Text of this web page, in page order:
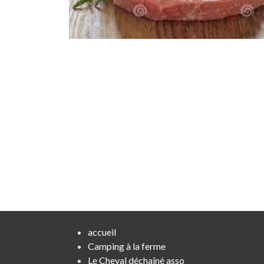
accueil
Camping à la ferme
Le Cheval déchaîné asso